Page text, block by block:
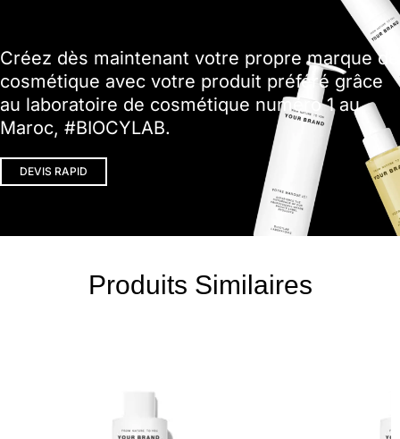
Créez dès maintenant votre propre marque de
cosmétique avec votre produit préféré grâce
au laboratoire de cosmétique numéro 1 au
Maroc, #BIOCYLAB.
DEVIS RAPID
Produits Similaires